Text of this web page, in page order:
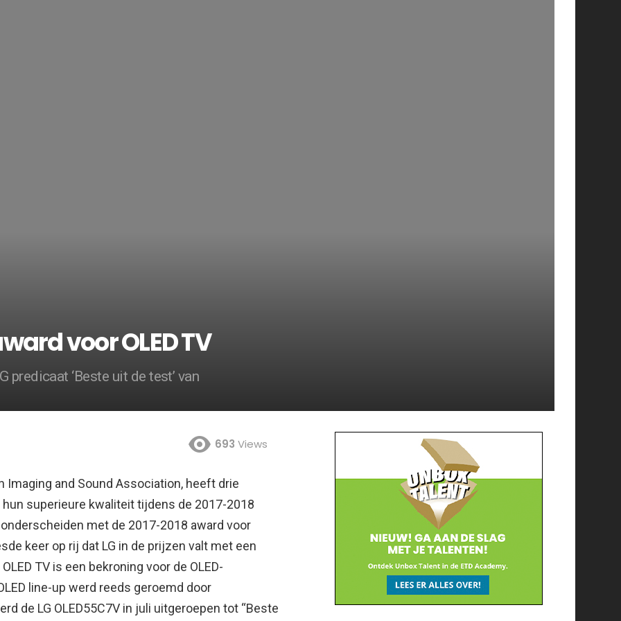
voor OLED TV
predicaat ‘Beste uit de test’ van
693 Views
Imaging and Sound Association, heeft drie
superieure kwaliteit tijdens de 2017-2018
met de 2017-2018 award voor
keer op rij dat LG in de prijzen valt met een
TV is een bekroning voor de OLED-
line-up werd reeds geroemd door
de LG OLED55C7V in juli uitgeroepen tot “Beste